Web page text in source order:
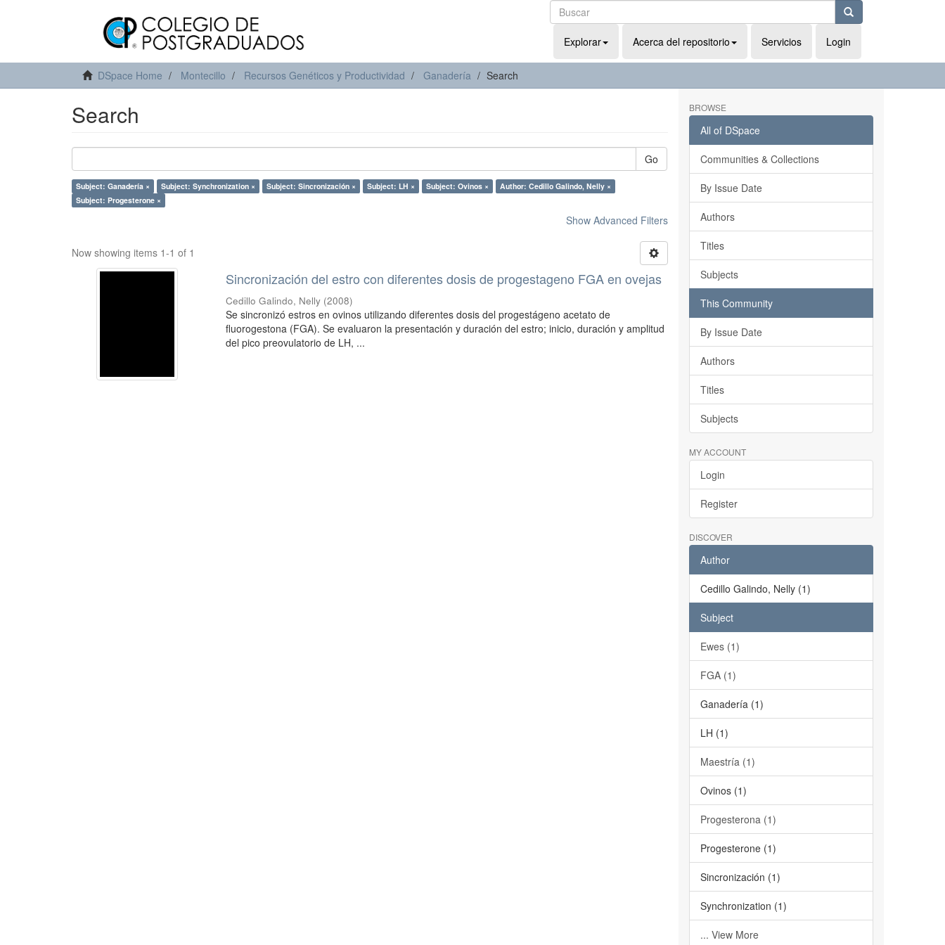
Explorar Acerca del repositorio Servicios Login
DSpace Home Montecillo Recursos Genéticos y Productividad Ganadería Search
Search
Go
Subject: Ganadería × Subject: Synchronization × Subject: Sincronización × Subject: LH × Subject: Ovinos ×
Author: Cedillo Galindo, Nelly ×
Subject: Progesterone ×
Show Advanced Filters
Now showing items 1-1 of 1
Sincronización del estro con diferentes dosis de progestageno FGA en ovejas
Cedillo Galindo, Nelly (2008)
Se sincronizó estros en ovinos utilizando diferentes dosis del progestágeno acetato de
fluorogestona (FGA). Se evaluaron la presentación y duración del estro; inicio, duración y amplitud
del pico preovulatorio de LH, ...
BROWSE
All of DSpace
Communities & Collections
By Issue Date
Authors
Titles
Subjects
This Community
By Issue Date
Authors
Titles
Subjects
MY ACCOUNT
Login
Register
DISCOVER
Author
Cedillo Galindo, Nelly (1)
Subject
Ewes (1)
FGA (1)
Ganadería (1)
LH (1)
Maestría (1)
Ovinos (1)
Progesterona (1)
Progesterone (1)
Sincronización (1)
Synchronization (1)
... View More